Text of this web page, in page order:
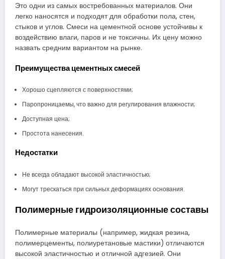
Это одни из самых востребованных материалов. Они
легко наносятся и подходят для обработки пола, стен,
стыков и углов. Смеси на цементной основе устойчивы к
воздействию влаги, паров и не токсичны. Их цену можно
назвать средним вариантом на рынке.
Преимущества цементных смесей
Хорошо сцепляются с поверхностями;
Паропроницаемы, что важно для регулирования влажности;
Доступная цена;
Простота нанесения.
Недостатки
Не всегда обладают высокой эластичностью;
Могут трескаться при сильных деформациях основания.
Полимерные гидроизоляционные составы
Полимерные материалы (например, жидкая резина,
полимерцементы, полиуретановые мастики) отличаются
высокой эластичностью и отличной адгезией. Они